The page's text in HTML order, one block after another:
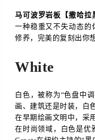
马可波罗岩板【撒哈拉
一种稳重又不失动态的
修养，完美的复刻出你
White
白色，被称为“色盘中
画、建筑还是时装，白
在早期绘画文明中，采
在时尚领域，白色是优